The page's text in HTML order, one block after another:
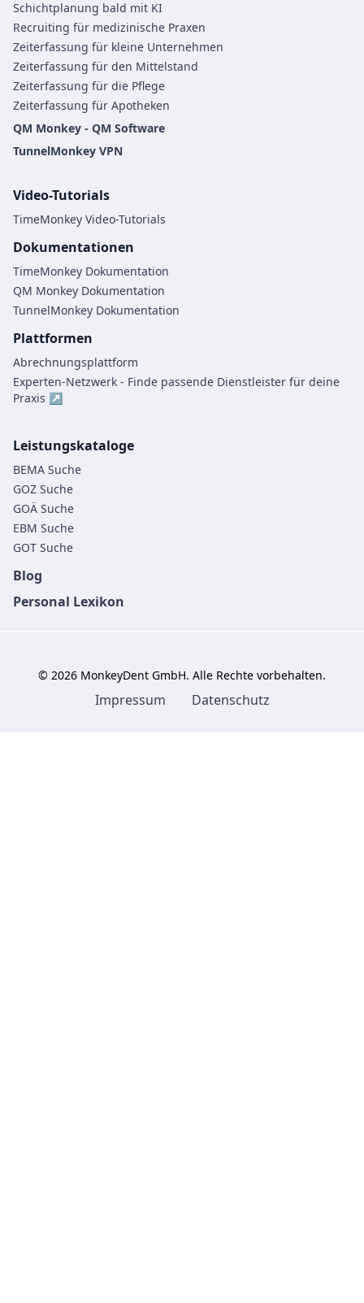
Schichtplanung bald mit KI
Recruiting für medizinische Praxen
Zeiterfassung für kleine Unternehmen
Zeiterfassung für den Mittelstand
Zeiterfassung für die Pflege
Zeiterfassung für Apotheken
QM Monkey - QM Software
TunnelMonkey VPN
Video-Tutorials
TimeMonkey Video-Tutorials
Dokumentationen
TimeMonkey Dokumentation
QM Monkey Dokumentation
TunnelMonkey Dokumentation
Plattformen
Abrechnungsplattform
Experten-Netzwerk - Finde passende Dienstleister für deine
Praxis ↗
Leistungskataloge
BEMA Suche
GOZ Suche
GOÄ Suche
EBM Suche
GOT Suche
Blog
Personal Lexikon
© 2026 MonkeyDent GmbH. Alle Rechte vorbehalten.
Impressum Datenschutz